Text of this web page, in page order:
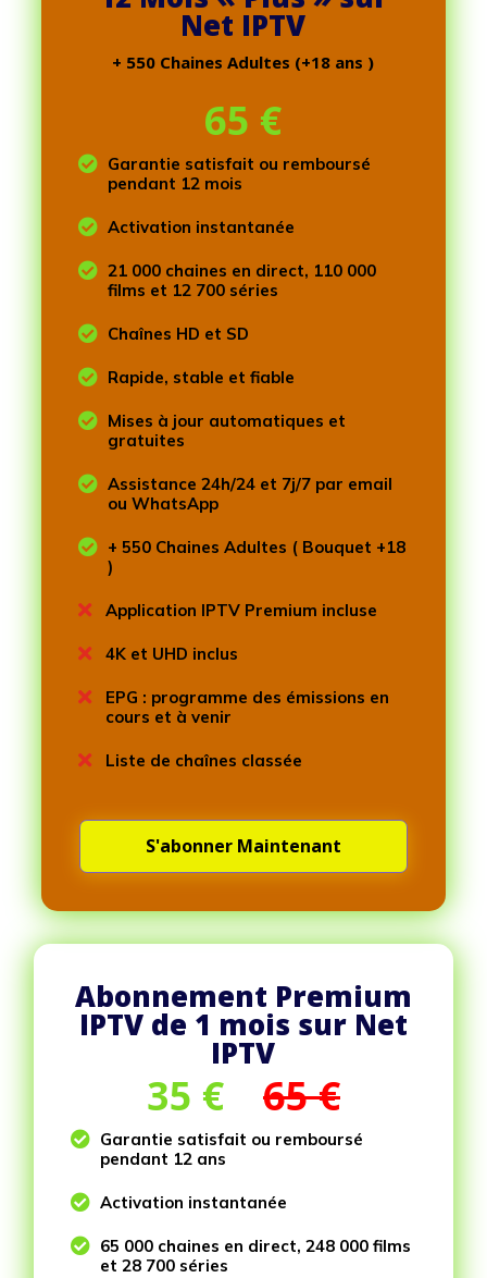
Net IPTV
+ 550 Chaines Adultes (+18 ans )
65 €
 Garantie satisfait ou remboursé
pendant 12 mois
 Activation instantanée
 21 000 chaines en direct, 110 000
films et 12 700 séries
 Chaînes HD et SD
 Rapide, stable et fiable
 Mises à jour automatiques et
gratuites
 Assistance 24h/24 et 7j/7 par email
ou WhatsApp
 + 550 Chaines Adultes ( Bouquet +18
)
 Application IPTV Premium incluse
 4K et UHD inclus

EPG : programme des émissions en
cours et à venir
 Liste de chaînes classée
S'abonner Maintenant
Abonnement Premium
IPTV de 1 mois sur Net
IPTV
35 € 65 €
 Garantie satisfait ou remboursé
pendant 12 ans
 Activation instantanée
 65 000 chaines en direct, 248 000 films
et 28 700 séries